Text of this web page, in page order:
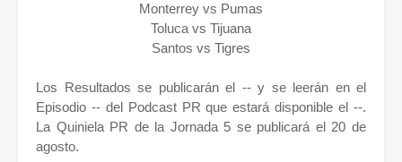
Monterrey vs Pumas
Toluca vs Tijuana
Santos vs Tigres
Los Resultados se publicarán el -- y se leerán en el
Episodio -- del Podcast PR que estará disponible el --.
La Quiniela PR de la Jornada 5 se publicará el 20 de
agosto.